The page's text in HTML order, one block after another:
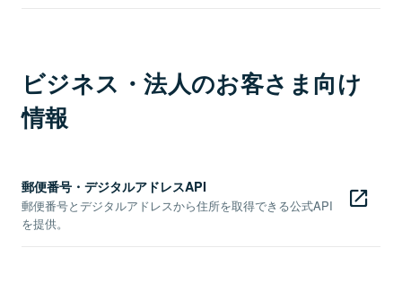
ビジネス・法人のお客さま向け
情報
郵便番号・デジタルアドレスAPI
郵便番号とデジタルアドレスから住所を取得できる公式API
を提供。